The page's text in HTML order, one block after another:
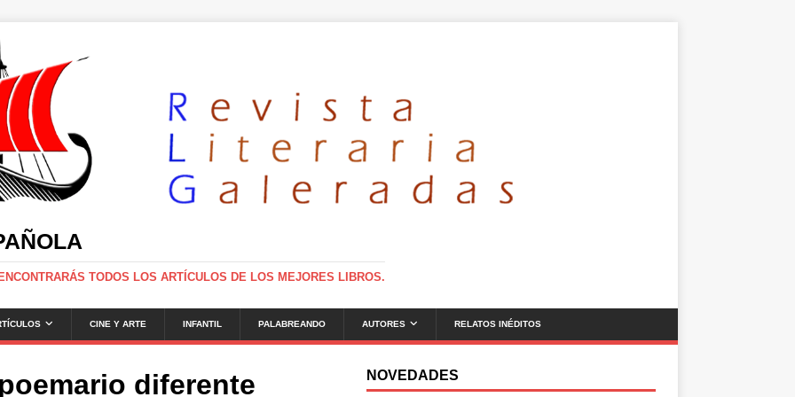
TODOS LOS ARTÍCULOS DE LOS MEJORES LIBROS.
CINE Y ARTE INFANTIL PALABREANDO AUTORES RELATOS INÉDITOS
diferente NOVEDADES